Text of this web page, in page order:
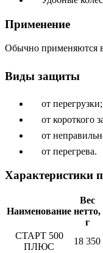
Применение
Обычно применяются
Виды защиты
от перегрузки;
от короткого
от
от перегрева.
Характеристики
Наименование
Вес
нетто,
г
СТАРТ 500
ПЛЮС
18 350